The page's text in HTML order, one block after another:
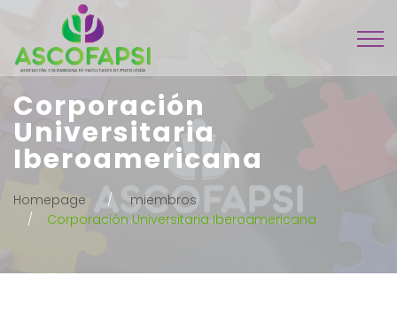
Corporación
Universitaria
Iberoamericana
Homepage
miembros
Corporación Universitaria Iberoamericana